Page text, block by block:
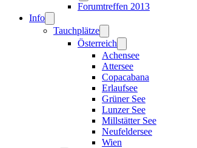
Forumtreffen 2013
Info
Tauchplätze
Österreich
Achensee
Attersee
Copacabana
Erlaufsee
Grüner See
Lunzer See
Millstätter See
Neufeldersee
Wien